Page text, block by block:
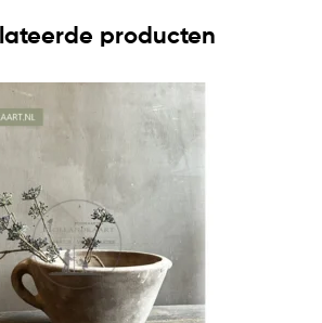
producten